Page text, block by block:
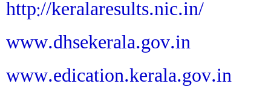
http://keralaresults.nic.in/
www.dhsekerala.gov.in
www.edication.kerala.gov.in